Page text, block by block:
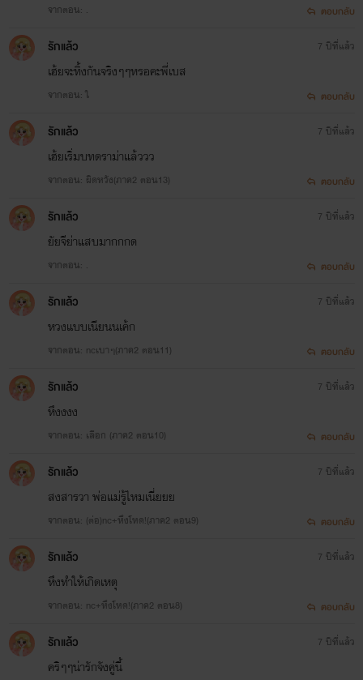
จากตอน: . ตอบกลับ
รักแล้ว
เฮ้ยจะทิ้งกันจริงๆๆหรอคะพี่เบส
จากตอน: ใ
7 ปีที่แล้ว
ตอบกลับ
รักแล้ว
เฮ้ยเริ่มบทดราม่าแล้ววว
จากตอน: ผิดหวัง(ภาค2 ตอน13)
7 ปีที่แล้ว
ตอบกลับ
รักแล้ว
ยัยจีย่าแสบมากกกด
จากตอน: .
7 ปีที่แล้ว
ตอบกลับ
รักแล้ว
หวงแบบเนียนนเค้ก
จากตอน: ncเบาๆ(ภาค2 ตอน11)
7 ปีที่แล้ว
ตอบกลับ
รักแล้ว
หึงงงง
จากตอน: เลือก (ภาค2 ตอน10)
7 ปีที่แล้ว
ตอบกลับ
รักแล้ว
สงสารวา พ่อแม่รู้ไหมเนี่ยยย
จากตอน: (ต่อ)nc+หึงโหด!(ภาค2 ตอน9)
7 ปีที่แล้ว
ตอบกลับ
รักแล้ว
หึงทำให้เกิดเหตุ
จากตอน: nc+หึงโหด!(ภาค2 ตอน8)
7 ปีที่แล้ว
ตอบกลับ
รักแล้ว
คริๆๆน่ารักจังคู่นี้
7 ปีที่แล้ว